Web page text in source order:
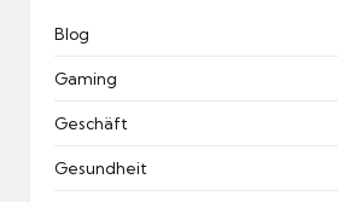
Blog
Gaming
Geschäft
Gesundheit